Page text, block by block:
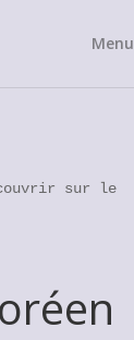
Menu
sur le